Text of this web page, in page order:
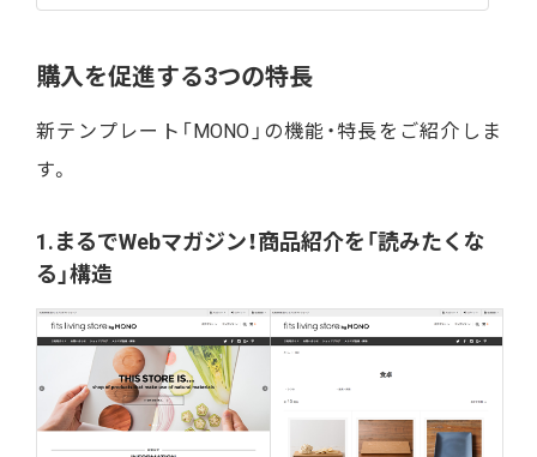
購入を促進する3つの特長
新テンプレート「MONO」の機能・特長をご紹介しま
す。
1.まるでWebマガジン！商品紹介を「読みたくな
る」構造